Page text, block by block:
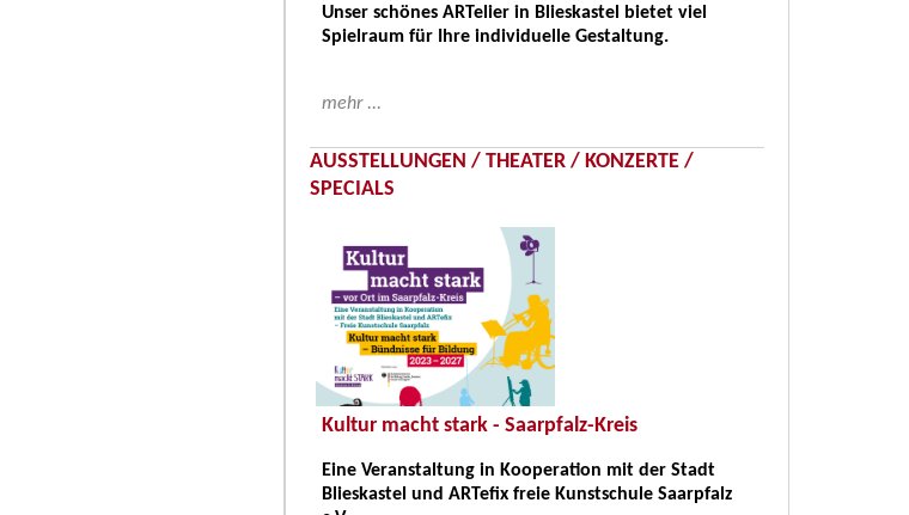
Unser schönes ARTelier in Blieskastel bietet viel
Spielraum für Ihre individuelle Gestaltung.
mehr ...
AUSSTELLUNGEN / THEATER / KONZERTE /
SPECIALS
Kultur macht stark - Saarpfalz-Kreis
Eine Veranstaltung in Kooperation mit der Stadt
Blieskastel und ARTefix freie Kunstschule Saarpfalz